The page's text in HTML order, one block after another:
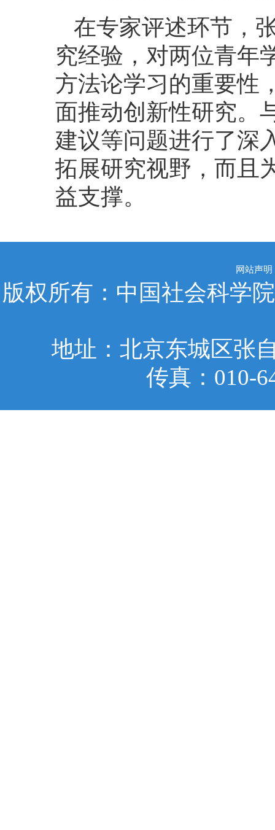
在专家评述环节，
究经验，对两位青年
方法论学习的重要性
面推动创新性研究。
建议等问题进行了深
拓展研究视野，而且
益支撑。
网站声明
版权所有：中国社会科学
地址：北京东城区张
传真：010-